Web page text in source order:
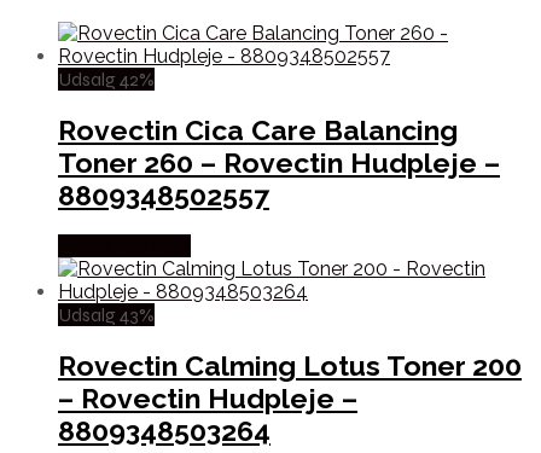
Udsalg 42%
Rovectin Cica Care Balancing
Toner 260 – Rovectin Hudpleje –
8809348502557
Udsalg 43%
Rovectin Calming Lotus Toner 200
– Rovectin Hudpleje –
8809348503264